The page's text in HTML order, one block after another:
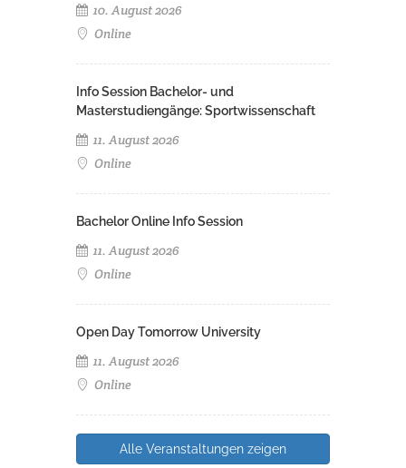
10. August 2026
Online
Info Session Bachelor- und
Masterstudiengänge: Sportwissenschaft
11. August 2026
Online
Bachelor Online Info Session
11. August 2026
Online
Open Day Tomorrow University
11. August 2026
Online
Alle Veranstaltungen zeigen